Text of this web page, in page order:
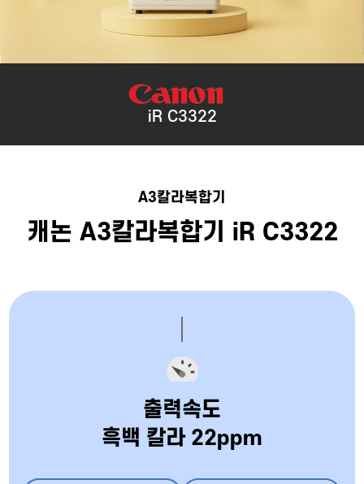
iR C3322
A3칼라복합기
캐논 A3칼라복합기 iR C3322
출력속도
흑백 칼라 22ppm